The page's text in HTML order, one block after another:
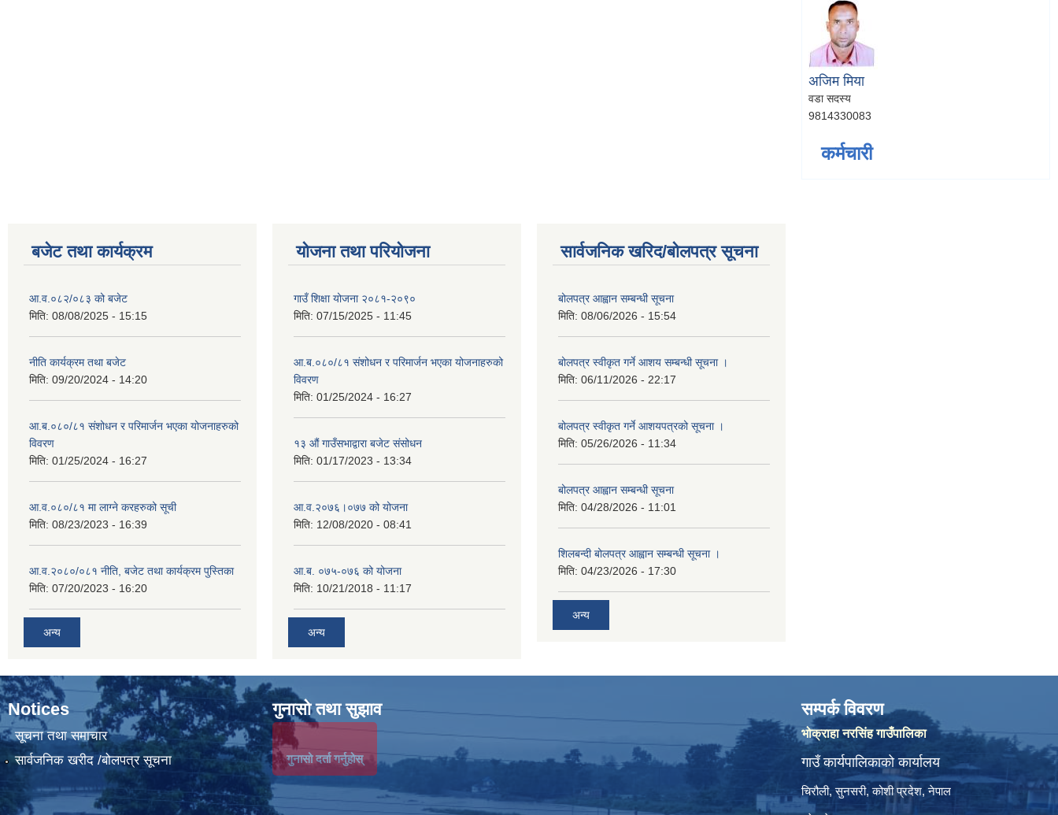
अजिम मिया
वडा सदस्य
9814330083
कर्मचारी
बजेट तथा कार्यक्रम
आ.व.०८२/०८३ को बजेट
मिति: 08/08/2025 - 15:15
नीति कार्यक्रम तथा बजेट
मिति: 09/20/2024 - 14:20
आ.ब.०८०/८१ संशोधन र परिमार्जन भएका योजनाहरुको
विवरण
मिति: 01/25/2024 - 16:27
आ.व.०८०/८१ मा लाग्ने करहरुको सूची
मिति: 08/23/2023 - 16:39
आ.व.२०८०/०८१ नीति, बजेट तथा कार्यक्रम पुस्तिका
मिति: 07/20/2023 - 16:20
अन्य
योजना तथा परियोजना
गाउँ शिक्षा योजना २०८१-२०९०
मिति: 07/15/2025 - 11:45
आ.ब.०८०/८१ संशोधन र परिमार्जन भएका योजनाहरुको
विवरण
मिति: 01/25/2024 - 16:27
१३ औं गाउँसभाद्वारा बजेट संसोधन
मिति: 01/17/2023 - 13:34
आ‍.व.२०७६।०७७ को योजना
मिति: 12/08/2020 - 08:41
आ.ब. ०७५-०७६ को योजना
मिति: 10/21/2018 - 11:17
अन्य
सार्वजनिक खरिद/बोलपत्र सूचना
बोलपत्र आह्वान सम्बन्धी सूचना
मिति: 08/06/2026 - 15:54
बोलपत्र स्वीकृत गर्ने आशय सम्बन्धी सूचना ।
मिति: 06/11/2026 - 22:17
बोलपत्र स्वीकृत गर्ने आशयपत्रको सूचना ।
मिति: 05/26/2026 - 11:34
बोलपत्र आह्वान सम्बन्धी सूचना
मिति: 04/28/2026 - 11:01
शिलबन्दी बोलपत्र आह्वान सम्बन्धी सूचना ।
मिति: 04/23/2026 - 17:30
अन्य
Notices
सूचना तथा समाचार
सार्वजनिक खरीद /बोलपत्र सूचना
गुनासो तथा सुझाव
गुनासो दर्ता गर्नुहोस्
सम्पर्क विवरण
भोक्राहा नरसिंह गाउँपालिका
गाउँ कार्यपालिकाको कार्यालय
चिरौली, सुनसरी, कोशी प्रदेश, नेपाल